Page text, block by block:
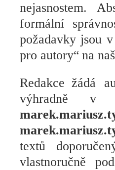
nejasnostem.
formální
požadavky jsou v
pro autory“ na
Redakce žádá
výhradně v
textů
vlastnoručně